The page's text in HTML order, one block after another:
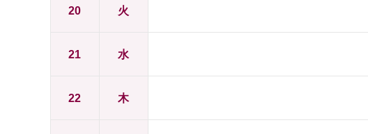
20 火
21 水
22 木